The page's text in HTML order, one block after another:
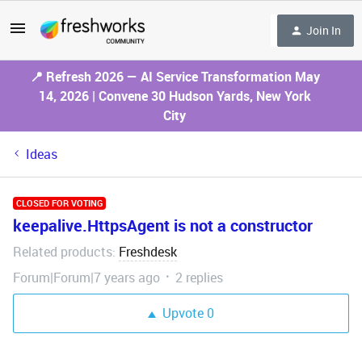
Join In
📍 Refresh 2026 — AI Service Transformation May
14, 2026 | Convene 30 Hudson Yards, New York
City
Ideas
CLOSED FOR VOTING
keepalive.HttpsAgent is not a constructor
Related products: Freshdesk
Forum|Forum|7 years ago
2 replies
Upvote0